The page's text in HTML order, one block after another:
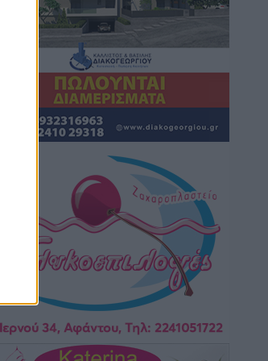
• πριν 57 λεπτά
ASTYBUS: 27.642 διαδρομές στην
Αστυπάλαια – Το «έξυπνο» μοντέλο
μετακίνησης που έγινε μέρος της
καθημερινότητας
Τοπικές Ειδήσεις• πριν 1 ώρα
Ερώτηση Μπελέρη σε Κομισιόν για τη
δημιουργία «σύγχρονου Ευρωπαϊκού
Ταμείου Αντιμετώπισης Φυσικών
Καταστροφών»
• πριν 3 ώρες
Έκκληση γονέων για να λειτουργήσει ο
Τοπικές Ειδήσεις • πριν 3 ώρες